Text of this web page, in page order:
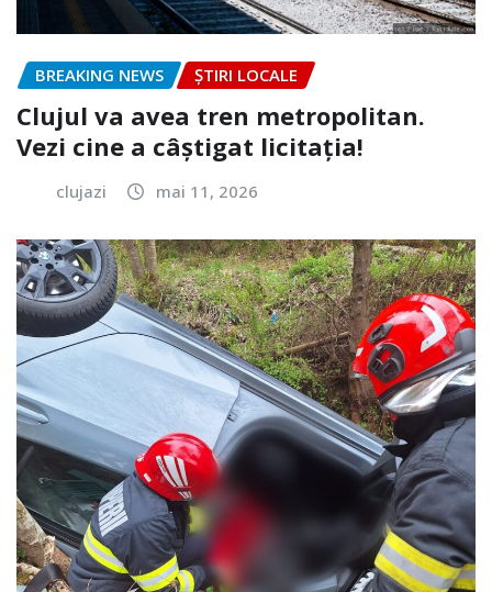
BREAKING NEWS ȘTIRI LOCALE
Clujul va avea tren metropolitan.
Vezi cine a câștigat licitația!
clujazi mai 11, 2026